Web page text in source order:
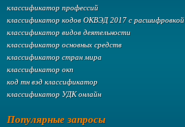
классификатор профессий
классификатор кодов ОКВЭД 2017 с расшифровкой
классификатор видов деятельности
классификатор основных средств
классификатор стран мира
классификатор окп
код тн вэд классификатор
классификатор УДК онлайн
Популярные запросы